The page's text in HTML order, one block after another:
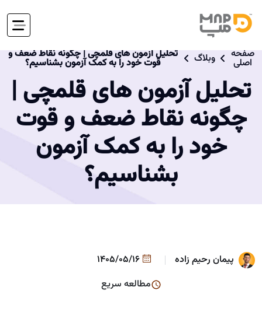
صفحه
اصلی وبلاگ تحلیل آزمون های قلمچی | چگونه نقاط ضعف و
قوت خود را به کمک آزمون بشناسیم؟
تحلیل آزمون های قلمچی |
چگونه نقاط ضعف و قوت
خود را به کمک آزمون
بشناسیم؟
پیمان رحیم زاده
مطالعه سریع